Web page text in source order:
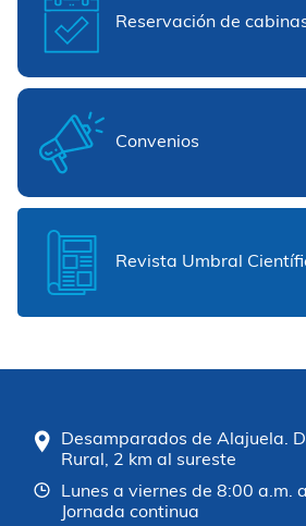
Reservación de
Convenios
Revista Umbral
Desamparados de Alajuela.
Rural, 2 km al sureste
Lunes a viernes de 8:00 a.m.
Jornada continua